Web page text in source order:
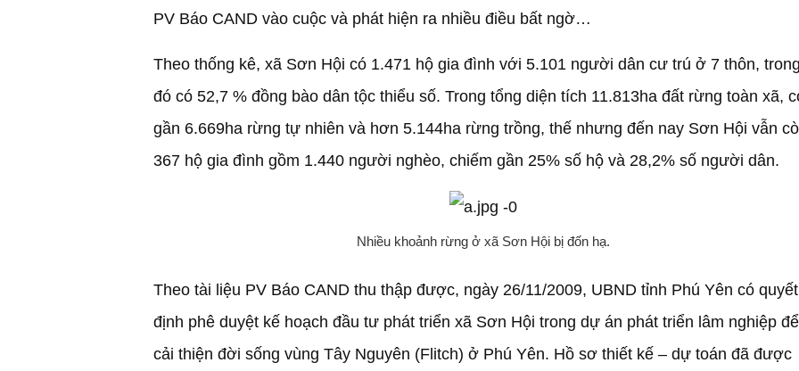
PV Báo CAND vào cuộc và phát hiện ra nhiều điều bất ngờ…
Theo thống kê, xã Sơn Hội có 1.471 hộ gia đình với 5.101 người dân cư trú ở 7 thôn,
đó có 52,7 % đồng bào dân tộc thiểu số. Trong tổng diện tích 11.813ha đất rừng toàn xã,
gần 6.669ha rừng tự nhiên và hơn 5.144ha rừng trồng, thế nhưng đến nay Sơn Hội vẫn
367 hộ gia đình gồm 1.440 người nghèo, chiếm gần 25% số hộ và 28,2% số người dân.
Nhiều khoảnh rừng ở xã Sơn Hội bị đốn hạ.
Theo tài liệu PV Báo CAND thu thập được, ngày 26/11/2009, UBND tỉnh Phú Yên có quyết
định phê duyệt kế hoạch đầu tư phát triển xã Sơn Hội trong dự án phát triển lâm nghiệp để
cải thiện đời sống vùng Tây Nguyên (Flitch) ở Phú Yên. Hồ sơ thiết kế – dự toán đã được